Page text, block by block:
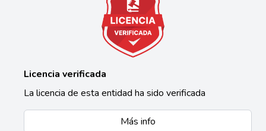
Licencia verificada
La licencia de esta entidad ha sido verificada
Más info